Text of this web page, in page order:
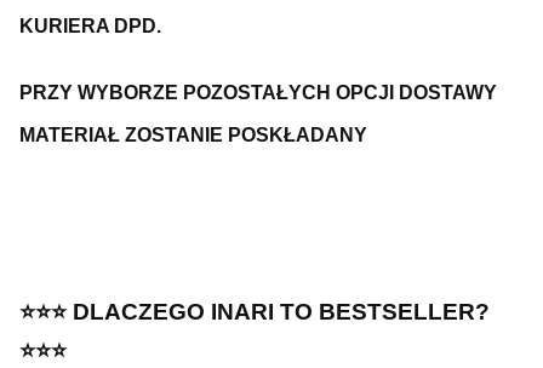
KURIERA DPD.
PRZY WYBORZE POZOSTAŁYCH OPCJI DOSTAWY
MATERIAŁ ZOSTANIE POSKŁADANY
⭐️⭐️⭐️ DLACZEGO INARI TO BESTSELLER?
⭐️⭐️⭐️